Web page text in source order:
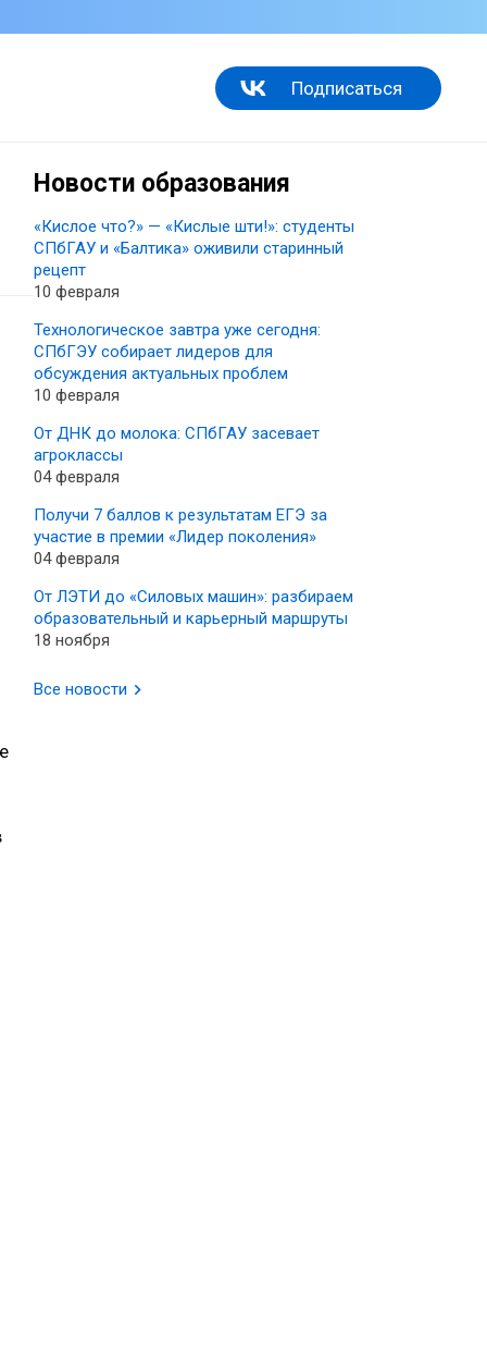
Подписаться
Новости образования
«Кислое что?» — «Кислые шти!»: студенты
СПбГАУ и «Балтика» оживили старинный
рецепт
10 февраля
Технологическое завтра уже сегодня:
СПбГЭУ собирает лидеров для
обсуждения актуальных проблем
10 февраля
От ДНК до молока: СПбГАУ засевает
агроклассы
04 февраля
Получи 7 баллов к результатам ЕГЭ за
участие в премии «Лидер поколения»
04 февраля
От ЛЭТИ до «Силовых машин»: разбираем
образовательный и карьерный маршруты
18 ноября
Все новости